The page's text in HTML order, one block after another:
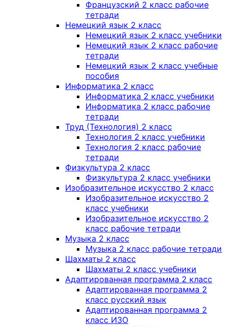
Французский 2 класс рабочие
тетради
Немецкий язык 2 класс
Немецкий язык 2 класс учебники
Немецкий язык 2 класс рабочие
тетради
Немецкий язык 2 класс учебные
пособия
Информатика 2 класс
Информатика 2 класс учебники
Информатика 2 класс рабочие
тетради
Труд (Технология) 2 класс
Технология 2 класс учебники
Технология 2 класс рабочие
тетради
Физкультура 2 класс
Физкультура 2 класс учебники
Изобразительное искусство 2 класс
Изобразительное искусство 2
класс учебники
Изобразительное искусство 2
класс рабочие тетради
Музыка 2 класс
Музыка 2 класс рабочие тетради
Шахматы 2 класс
Шахматы 2 класс учебники
Адаптированная программа 2 класс
Адаптированная программа 2
класс русский язык
Адаптированная программа 2
класс ИЗО